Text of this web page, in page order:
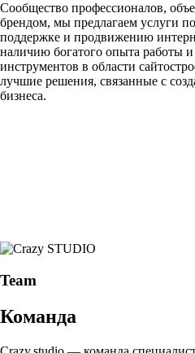
Сообщество профессионалов,
брендом, мы предлагаем услуги
поддержке и продвижению
наличию богатого опыта работы
инструментов в области
лучшие решения, связанные с
бизнеса.
Team
Команда